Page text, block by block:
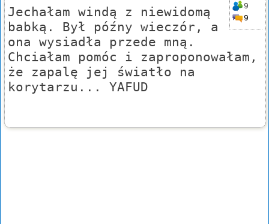
9
9
Jechałam windą z niewidomą
babką. Był późny wieczór, a
ona wysiadła przede mną.
Chciałam pomóc i zaproponowałam,
że zapalę jej światło na
korytarzu... YAFUD